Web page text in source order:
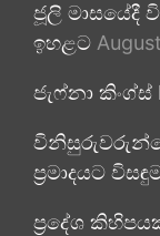
ජූලි මාසයේදී
ඉහළට
ජැෆ්නා
ප්‍රමාදයට
ප්‍රදේශ